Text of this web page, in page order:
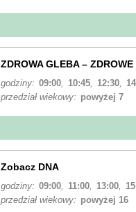
ZDROWA GLEBA – ZDROWE
godziny: 09:00, 10:45, 12:30,
przedział wiekowy: powyżej 7
Zobacz DNA
godziny: 09:00, 11:00, 13:00,
przedział wiekowy: powyżej 16